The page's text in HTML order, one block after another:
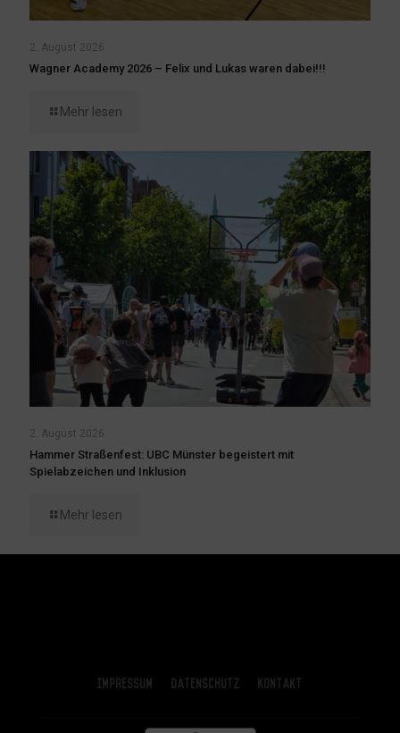
2. August 2026
Wagner Academy 2026 – Felix und Lukas waren dabei!!!
Mehr lesen
2. August 2026
Hammer Straßenfest: UBC Münster begeistert mit
Spielabzeichen und Inklusion
Mehr lesen
Impressum Datenschutz Kontakt